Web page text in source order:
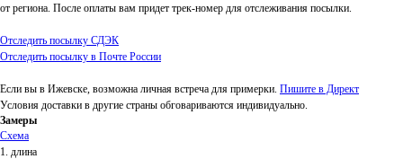
от региона. После оплаты вам придет трек-номер для отслеживания посылки.
Отследить посылку СДЭК
Отследить посылку в Почте России
Если вы в Ижевске, возможна личная встреча для примерки. Пишите в Директ
Условия доставки в другие страны обговариваются индивидуально.
Замеры
Схема
1. длина